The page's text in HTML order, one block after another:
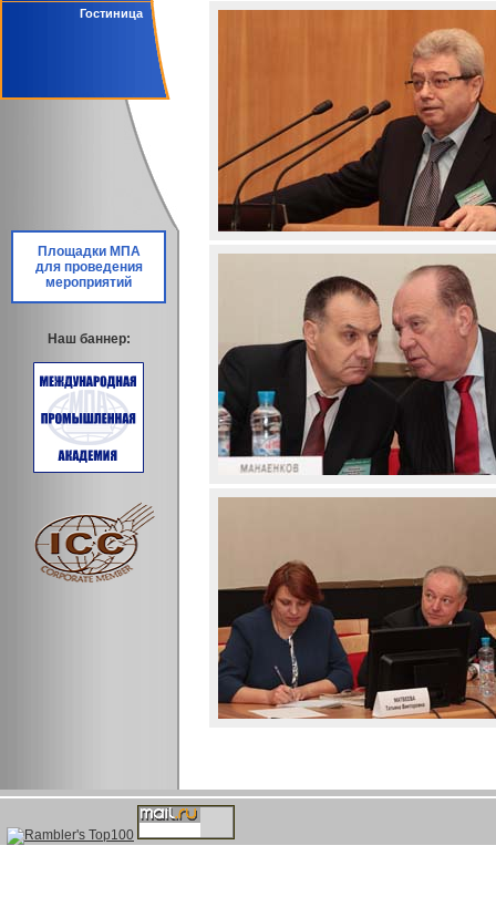
Гостиница
Площадки МПА
для проведения
мероприятий
Наш баннер: